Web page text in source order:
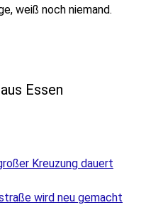
weiß noch niemand.
Essen
Kreuzung dauert
wird neu gemacht